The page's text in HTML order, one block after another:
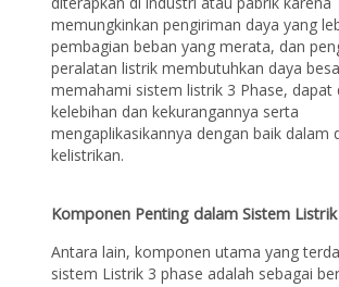
memungkinkan pengiriman daya yang
pembagian beban yang merata, dan
peralatan listrik membutuhkan daya
memahami sistem listrik 3 Phase, dapat
kelebihan dan kekurangannya serta
mengaplikasikannya dengan baik dalam
kelistrikan.
Komponen Penting dalam Sistem
Antara lain, komponen utama yang
sistem Listrik 3 phase adalah sebagai